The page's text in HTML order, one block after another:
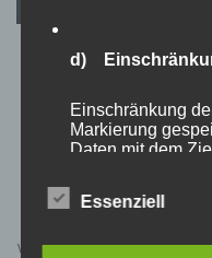
Was
vonMomo
„I think it’s time to be
wir dann erwachsen heißt
d)
Einschränkung
Markierung
Daten mit dem
Essenziell